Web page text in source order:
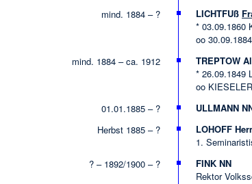
mind. 1884 – ?
LICHTFUß
* 03.09.1860
oo
mind. 1884 – ca. 1912
TREPTOW
* 26.09.1849
oo
01.01.1885 – ?
ULLMANN
Herbst 1885 – ?
LOHOFF
1.
? – 1892/1900 – ?
FINK NN
Rektor